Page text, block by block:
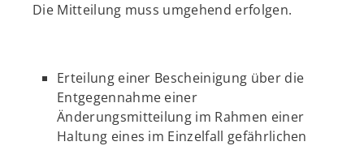
Die Mitteilung muss umgehend erfolgen.
Erteilung einer Bescheinigung über die
Entgegennahme einer
Änderungsmitteilung im Rahmen einer
Haltung eines im Einzelfall gefährlichen